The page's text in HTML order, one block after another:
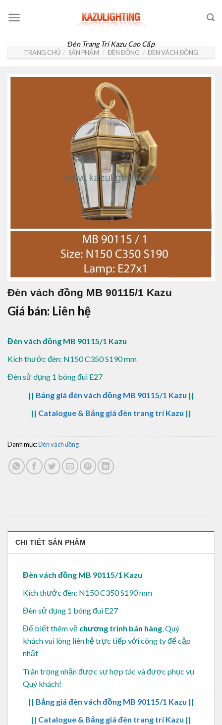
Đèn Trang Trí Kazu Cao Cấp
TRANG CHỦ / SẢN PHẨM / ĐÈN ĐỒNG / ĐÈN VÁCH ĐỒNG
Đèn vách đồng MB 90115/1 Kazu
Giá bán: Liên hệ
Đèn vách đồng MB 90115/1 Kazu
Kích thước đèn: N150 C350 S190 mm
Đèn sử dụng 1 bóng đui E27
|| Bảng giá đèn vách đồng MB 90115/1 Kazu ||
|| Catalogue & Bảng giá đèn trang trí Kazu ||
Danh mục:Đèn vách đồng
CHI TIẾT SẢN PHẨM
Đèn vách đồng MB 90115/1 Kazu
Kích thước đèn: N150 C350 S190 mm
Đèn sử dụng 1 bóng đui E27
Để biết thêm về chương trình bán hàng, Quý
khách vui lòng liên hệ trực tiếp với công ty để cập
nhật
Trân trọng nhận được sự hợp tác và được phục vụ
Quý khách!
|| Bảng giá đèn vách đồng MB 90115/1 Kazu ||
|| Catalogue & Bảng giá đèn trang trí Kazu ||